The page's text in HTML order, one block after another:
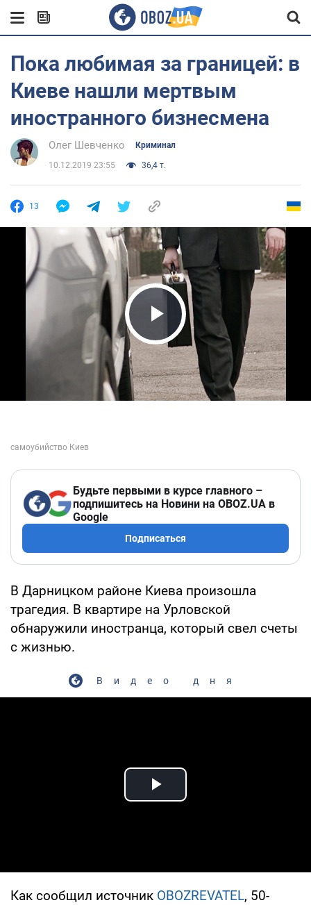
Пока любимая за границей: в
Киеве нашли мертвым
иностранного бизнесмена
Олег Шевченко Криминал
10.12.2019 23:55 36,4 т.
13
Play Video
Будьте первыми в курсе главного –
подпишитесь на Новини на OBOZ.UA в
Google
Подписаться
В Дарницком районе Киева произошла
трагедия. В квартире на Урловской
обнаружили иностранца, который свел счеты
с жизнью.
Видео дня
Play Video
Как сообщил источник OBOZREVATEL, 50-